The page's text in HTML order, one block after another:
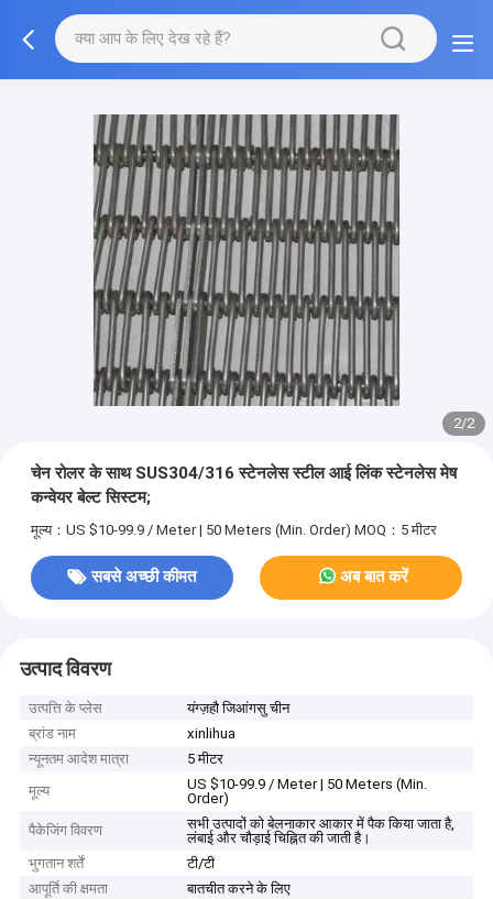
1/2
चेन रोलर के साथ SUS304/316 स्टेनलेस स्टील आई लिंक स्टेनलेस मेष
कन्वेयर बेल्ट सिस्टम;
मूल्य：US $10-99.9 / Meter | 50 Meters (Min. Order) MOQ：5 मीटर
सबसे अच्छी कीमत अब बात करें
उत्पाद विवरण
उत्पत्ति के प्लेस
यंग्ज़हौ जिआंगसु चीन
ब्रांड नाम
xinlihua
न्यूनतम आदेश मात्रा
5 मीटर
मूल्य
US $10-99.9 / Meter | 50 Meters (Min.
Order)
पैकेजिंग विवरण
सभी उत्पादों को बेलनाकार आकार में पैक किया जाता है,
लंबाई और चौड़ाई चिह्नित की जाती है।
भुगतान शर्तें
टी/टी
आपूर्ति की क्षमता
बातचीत करने के लिए